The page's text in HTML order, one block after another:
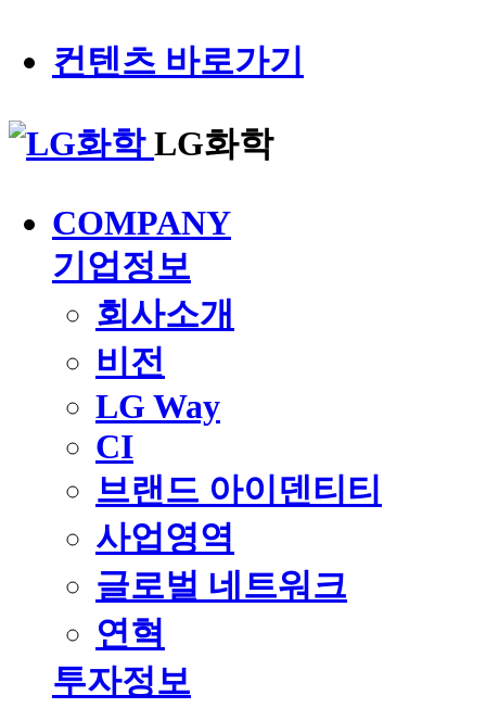
컨텐츠 바로가기
LG화학
COMPANY
기업정보
회사소개
비전
LG Way
CI
브랜드 아이덴티티
사업영역
글로벌 네트워크
연혁
투자정보